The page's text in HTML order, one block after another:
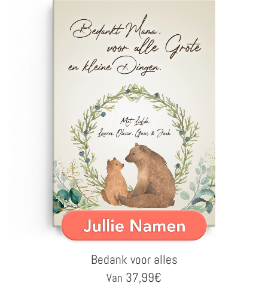
Bedank voor alles
Van 37,99€